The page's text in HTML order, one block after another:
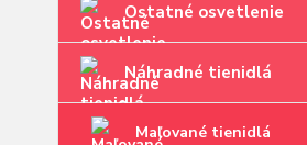
Ostatné osvetlenie
Náhradné tienidlá
Maľované tienidlá